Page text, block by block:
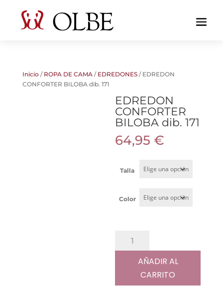
Inicio / ROPA DE CAMA/ EDREDONES/ EDREDON
CONFORTER BILOBA dib. 171
EDREDON
CONFORTER
BILOBA dib. 171
64,95€
Talla
Color
CONFORTER
cantidad
AÑADIR AL
CARRITO